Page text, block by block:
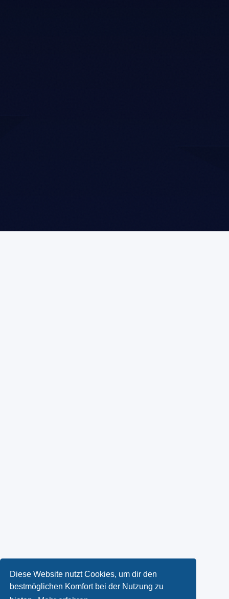
Diese Website nutzt Cookies, um dir den
bestmöglichen Komfort bei der Nutzung zu